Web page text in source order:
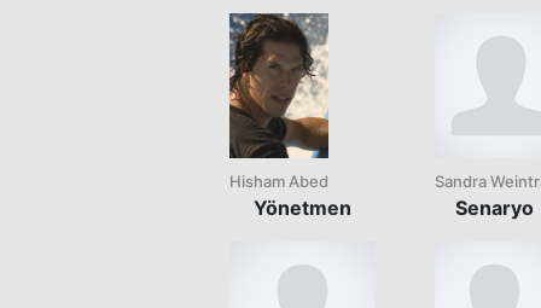
Hisham Abed
Yönetmen
Sandra
Senaryo